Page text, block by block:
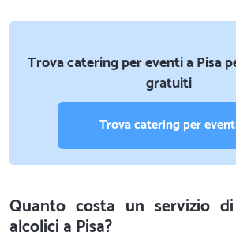
Trova catering per eventi a Pisa
gratuiti
Trova catering per
Quanto costa un servizio
alcolici a Pisa?